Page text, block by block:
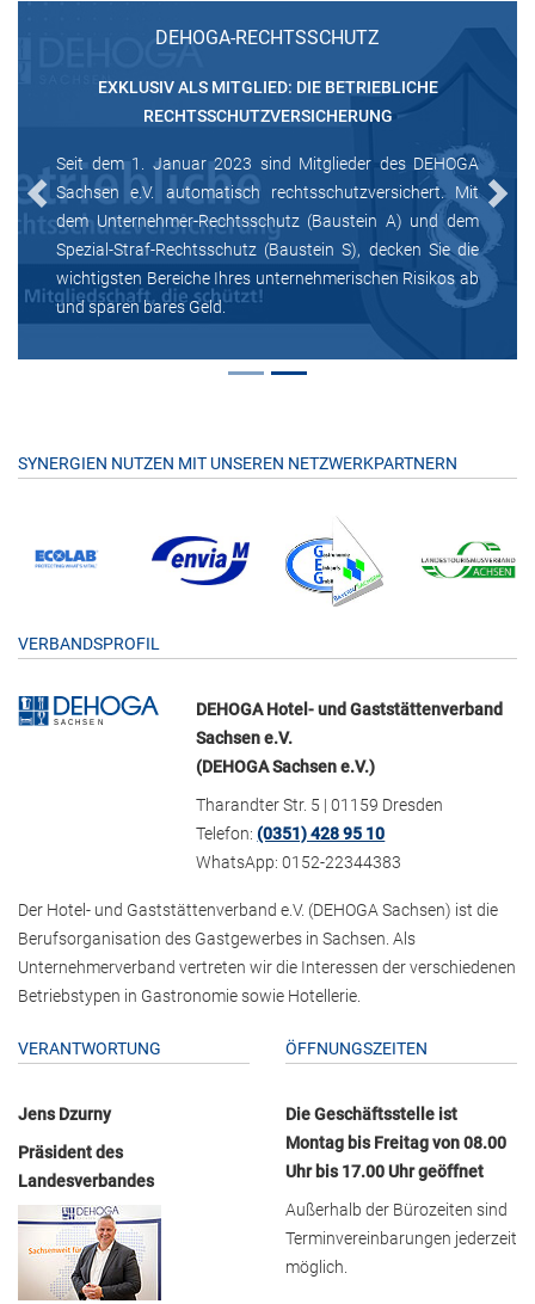
DEHOGA-RECHTSSCHUTZ
EXKLUSIV ALS MITGLIED: DIE BETRIEBLICHE
RECHTSSCHUTZVERSICHERUNG
Seit dem 1. Januar 2023 sind Mitglieder des DEHOGA
Sachsen e.V. automatisch rechtsschutzversichert. Mit
dem Unternehmer-Rechtsschutz (Baustein A) und dem
Spezial-Straf-Rechtsschutz (Baustein S), decken Sie die
wichtigsten Bereiche Ihres unternehmerischen Risikos ab
und sparen bares Geld.
Previous Next
SYNERGIEN NUTZEN MIT UNSEREN NETZWERKPARTNERN
VERBANDSPROFIL
DEHOGA Hotel- und Gaststättenverband
Sachsen e.V.
(DEHOGA Sachsen e.V.)
Tharandter Str. 5 | 01159 Dresden
Telefon:(0351) 428 95 10
WhatsApp: 0152-22344383
Der Hotel- und Gaststättenverband e.V. (DEHOGA Sachsen) ist die
Berufsorganisation des Gastgewerbes in Sachsen. Als
Unternehmerverband vertreten wir die Interessen der verschiedenen
Betriebstypen in Gastronomie sowie Hotellerie.
VERANTWORTUNG
Jens Dzurny
Präsident des
Landesverbandes
ÖFFNUNGSZEITEN
Die Geschäftsstelle ist
Montag bis Freitag von 08.00
Uhr bis 17.00 Uhr geöffnet
Außerhalb der Bürozeiten sind
Terminvereinbarungen jederzeit
möglich.